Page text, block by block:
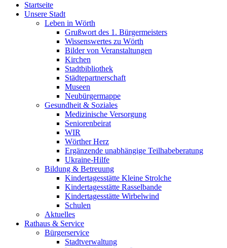
Startseite
Unsere Stadt
Leben in Wörth
Grußwort des 1. Bürgermeisters
Wissenswertes zu Wörth
Bilder von Veranstaltungen
Kirchen
Stadtbibliothek
Städtepartnerschaft
Museen
Neubürgermappe
Gesundheit & Soziales
Medizinische Versorgung
Seniorenbeirat
WIR
Wörther Herz
Ergänzende unabhängige Teilhabeberatung
Ukraine-Hilfe
Bildung & Betreuung
Kindertagesstätte Kleine Strolche
Kindertagesstätte Rasselbande
Kindertagesstätte Wirbelwind
Schulen
Aktuelles
Rathaus & Service
Bürgerservice
Stadtverwaltung